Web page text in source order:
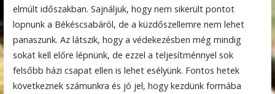
elmúlt időszakban. Sajnáljuk, hogy nem sikerült pontot
lopnunk a Békéscsabáról, de a küzdőszellemre nem lehet
panaszunk. Az látszik, hogy a védekezésben még mindig
sokat kell előre lépnünk, de ezzel a teljesítménnyel sok
felsőbb házi csapat ellen is lehet esélyünk. Fontos hetek
következnek számunkra és jó jel, hogy kezdünk formába